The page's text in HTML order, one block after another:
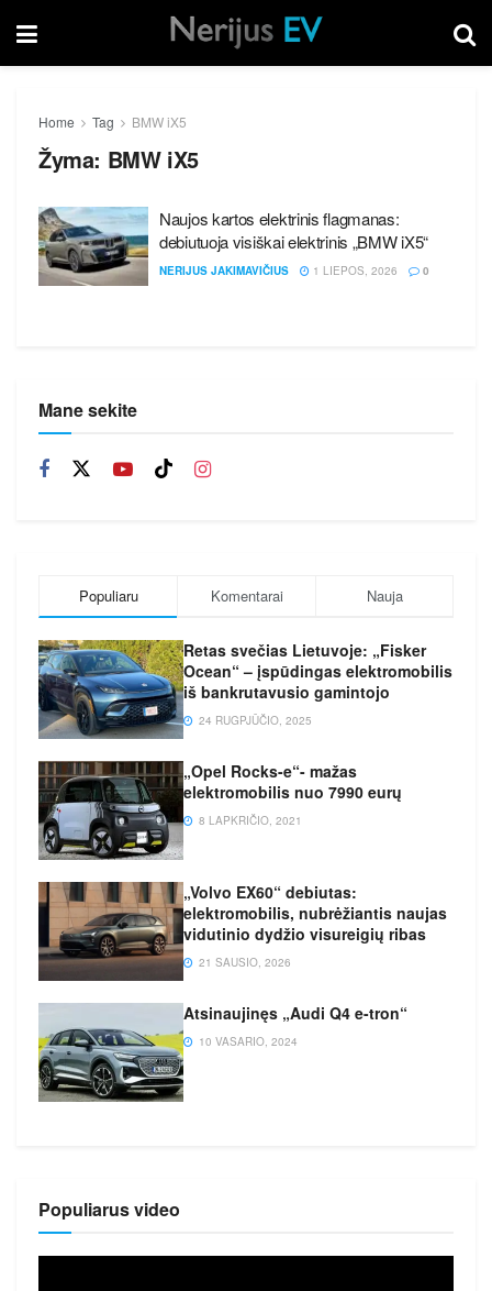
Home Tag BMW iX5
Žyma: BMW iX5
Naujos kartos elektrinis flagmanas:
debiutuoja visiškai elektrinis „BMW iX5“
NERIJUS JAKIMAVIČIUS 1 LIEPOS, 2026 0
Mane sekite
Populiaru Komentarai Nauja
Retas svečias Lietuvoje: „Fisker
Ocean“ – įspūdingas elektromobilis
iš bankrutavusio gamintojo
24 RUGPJŪČIO, 2025
„Opel Rocks-e“- mažas
elektromobilis nuo 7990 eurų
8 LAPKRIČIO, 2021
„Volvo EX60“ debiutas:
elektromobilis, nubrėžiantis naujas
vidutinio dydžio visureigių ribas
21 SAUSIO, 2026
Atsinaujinęs „Audi Q4 e-tron“
10 VASARIO, 2024
Populiarus video